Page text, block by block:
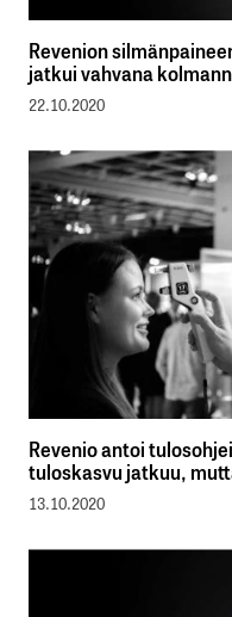
Revenion
jatkui vahvana
22.10.2020
Revenio antoi
tuloskasvu jatkuu,
13.10.2020